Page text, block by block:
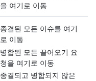
을 여기로 이동
종결된 모든 이슈를 여기
로 이동
병합된 모든 끌어오기 요
청을 여기로 이동
종결되고 병합되지 않은